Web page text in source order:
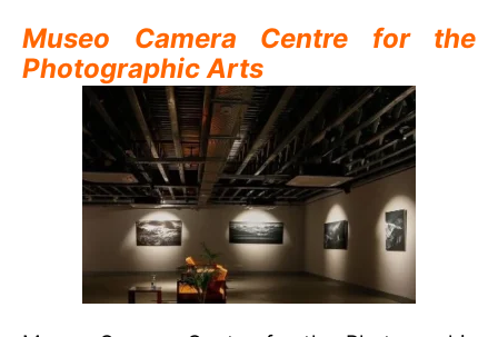
Museo Camera Centre for the
Photographic Arts